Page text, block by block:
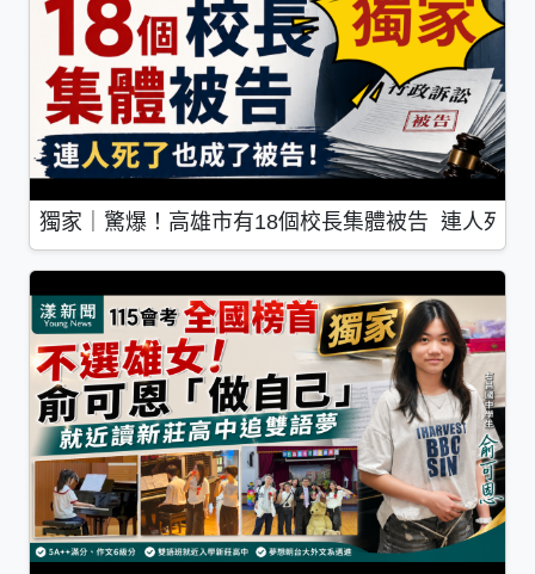
獨家｜驚爆！高雄市有18個校長集體被告 連人死了